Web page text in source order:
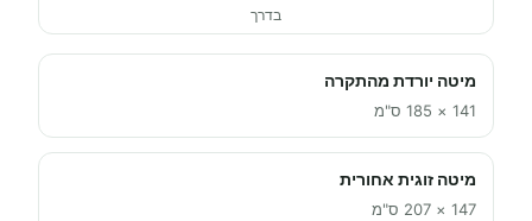
בדרך
מיטה יורדת מהתקרה
141 × 185 ס"מ
מיטה זוגית אחורית
147 × 207 ס"מ